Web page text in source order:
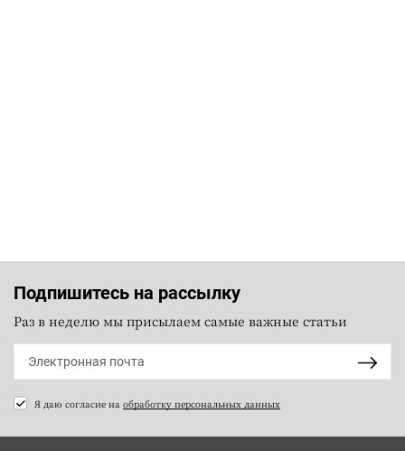
Подпишитесь на рассылку
Раз в неделю мы присылаем самые важные статьи
Я даю согласие на обработку персональных данных